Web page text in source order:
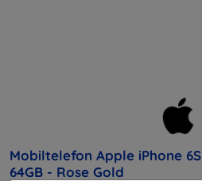
Mobiltelefon Apple iPhone 6S
64GB - Rose Gold